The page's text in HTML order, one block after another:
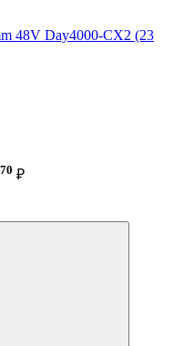
48V Day4000-CX2 (23
70 ₽